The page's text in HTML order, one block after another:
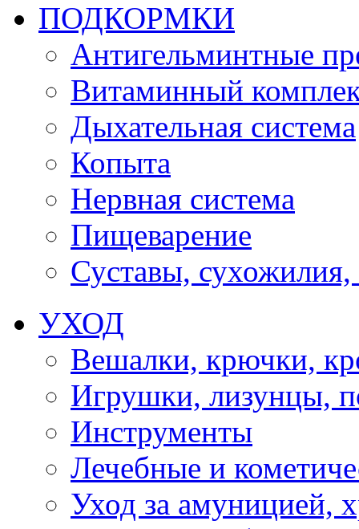
ПОДКОРМКИ
Антигельминтные
Витаминный
Дыхательная система
Копыта
Нервная система
Пищеварение
Суставы, сухожилия,
УХОД
Вешалки, крючки,
Игрушки, лизунцы,
Инструменты
Лечебные и
Уход за амуницией,